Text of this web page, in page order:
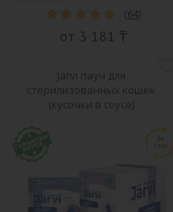
(64)
от 3 181 ₸
Jarvi пауч для
стерилизованных кошек
(кусочки в соусе)